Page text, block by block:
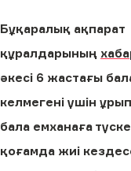
Бұқаралық ақпарат
құралдарының
әкесі 6 жастағы
келмегені үшін
бала емханаға
қоғамда жиі